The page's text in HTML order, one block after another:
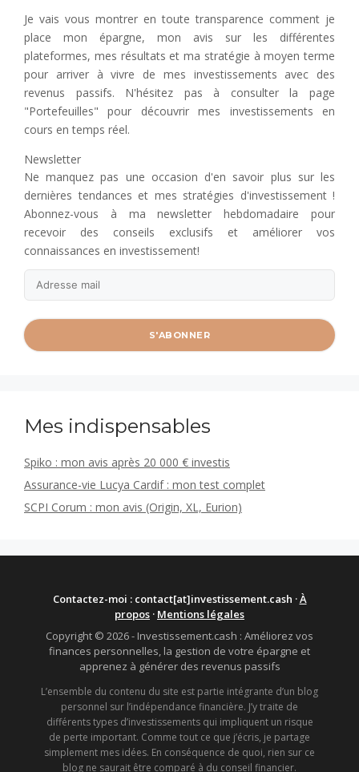
Je vais vous montrer en toute transparence comment je
place mon épargne, mon avis sur les différentes
plateformes, mes résultats et ma stratégie à moyen terme
pour arriver à vivre de mes investissements avec des
revenus passifs. N'hésitez pas à consulter la page
"Portefeuilles" pour découvrir mes investissements en
cours en temps réel.
Newsletter
Ne manquez pas une occasion d'en savoir plus sur les
dernières tendances et mes stratégies d'investissement !
Abonnez-vous à ma newsletter hebdomadaire pour
recevoir des conseils exclusifs et améliorer vos
connaissances en investissement!
Mes indispensables
Spiko : mon avis après 20 000 € investis
Assurance-vie Lucya Cardif : mon test complet
SCPI Corum : mon avis (Origin, XL, Eurion)
Contactez-moi : contact[at]investissement.cash ·À
propos · Mentions légales
Copyright © 2026 - Investissement.cash : Améliorez vos
finances personnelles, la gestion de votre épargne et
apprenez à générer des revenus passifs
L’ensemble du contenu du site est partie intégrante d’un blog
personnel sur l’indépendance financière. J’y traite de
différents types d’investissements qui impliquent un risque
de perte important. Comme tout ce que j’écris, je partage
simplement mes idées. En conséquence de quoi, rien sur ce
blog ne saurait être comparé à du conseil financier.